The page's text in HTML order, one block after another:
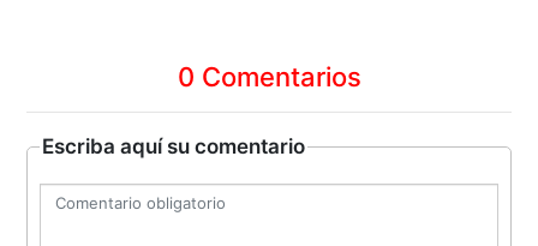
0 Comentarios
Escriba aquí su comentario